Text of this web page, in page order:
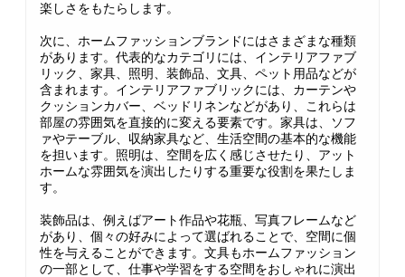
楽しさをもたらします。
次に、ホームファッションブランドにはさまざまな種類
があります。代表的なカテゴリには、インテリアファブ
リック、家具、照明、装飾品、文具、ペット用品などが
含まれます。インテリアファブリックには、カーテンや
クッションカバー、ベッドリネンなどがあり、これらは
部屋の雰囲気を直接的に変える要素です。家具は、ソフ
ァやテーブル、収納家具など、生活空間の基本的な機能
を担います。照明は、空間を広く感じさせたり、アット
ホームな雰囲気を演出したりする重要な役割を果たしま
す。
装飾品は、例えばアート作品や花瓶、写真フレームなど
があり、個々の好みによって選ばれることで、空間に個
性を与えることができます。文具もホームファッション
の一部として、仕事や学習をする空間をおしゃれに演出